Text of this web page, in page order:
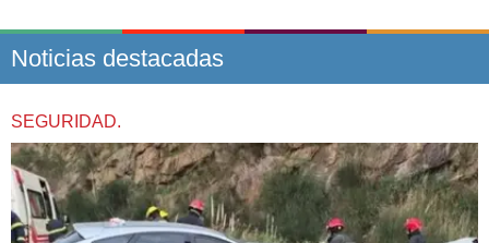
Noticias destacadas
SEGURIDAD.